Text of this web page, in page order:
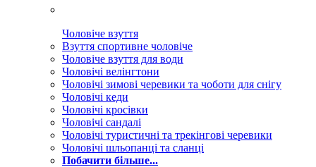
Чоловіче взуття
Взуття спортивне чоловіче
Чоловіче взуття для води
Чоловічі велінгтони
Чоловічі зимові черевики та чоботи для снігу
Чоловічі кеди
Чоловічі кросівки
Чоловічі сандалі
Чоловічі туристичні та трекінгові черевики
Чоловічі шльопанці та сланці
Побачити більше...